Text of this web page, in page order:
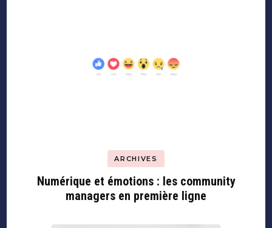
ARCHIVES
Numérique et émotions : les community
managers en première ligne